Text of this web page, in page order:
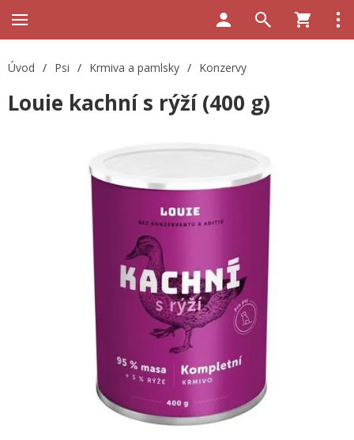
Úvod / Psi / Krmiva a pamlsky / Konzervy
Louie kachní s rýží (400 g)